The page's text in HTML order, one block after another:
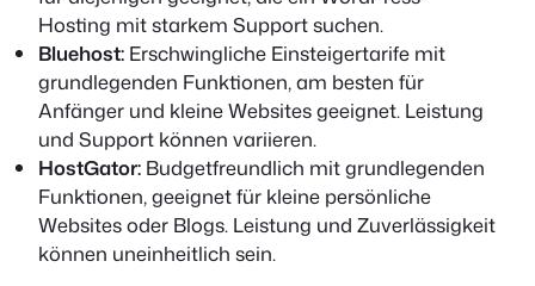
Hosting mit starkem Support suchen.
Bluehost: Erschwingliche Einsteigertarife mit
grundlegenden Funktionen, am besten für
Anfänger und kleine Websites geeignet. Leistung
und Support können variieren.
HostGator: Budgetfreundlich mit grundlegenden
Funktionen, geeignet für kleine persönliche
Websites oder Blogs. Leistung und Zuverlässigkeit
können uneinheitlich sein.